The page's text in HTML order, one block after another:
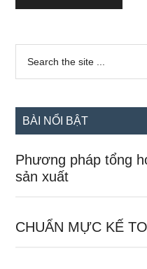
Sidebar
chính
...
BÀI NỔI BẬT
Phương pháp tổng
sản xuất
CHUẨN MỰC KẾ